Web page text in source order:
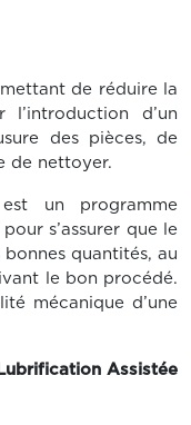
de réduire la
d’un
des pièces, de
de nettoyer.
un programme
s’assurer que le
quantités, au
le bon procédé.
mécanique d’une
Assistée